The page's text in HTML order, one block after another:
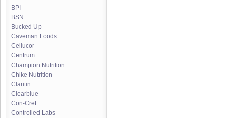
BPI
BSN
Bucked Up
Caveman Foods
Cellucor
Centrum
Champion Nutrition
Chike Nutrition
Claritin
Clearblue
Con-Cret
Controlled Labs